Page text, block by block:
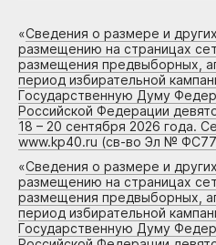
«Сведения о размере и
размещению на страницах
размещения предвыборных,
период избирательной
Государственную Думу
Российской Федерации
18 – 20 сентября 2026 года.
www.kp40.ru (св-во Эл №
«Сведения о размере и
размещению на страницах
размещения предвыборных,
период избирательной
Государственную Думу